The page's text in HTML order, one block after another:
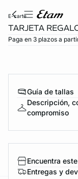
e-carte
TARJETA
Paga en 3 plazos a
Guía de tallas
Descripción,
compromiso
Encuentra
Entregas y